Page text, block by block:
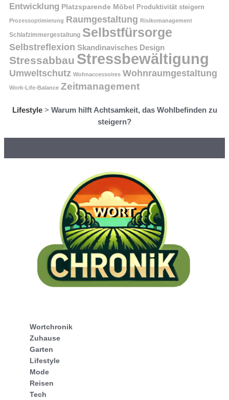
Entwicklung Platzsparende Möbel Produktivität steigern
Prozessoptimierung Raumgestaltung Risikomanagement
Schlafzimmergestaltung Selbstfürsorge
Selbstreflexion Skandinavisches Design
Stressabbau Stressbewältigung
Umweltschutz Wohnaccessoires Wohnraumgestaltung
Work-Life-Balance Zeitmanagement
Lifestyle> Warum hilft Achtsamkeit, das Wohlbefinden zu
steigern?
Wortchronik
Zuhause
Garten
Lifestyle
Mode
Reisen
Tech